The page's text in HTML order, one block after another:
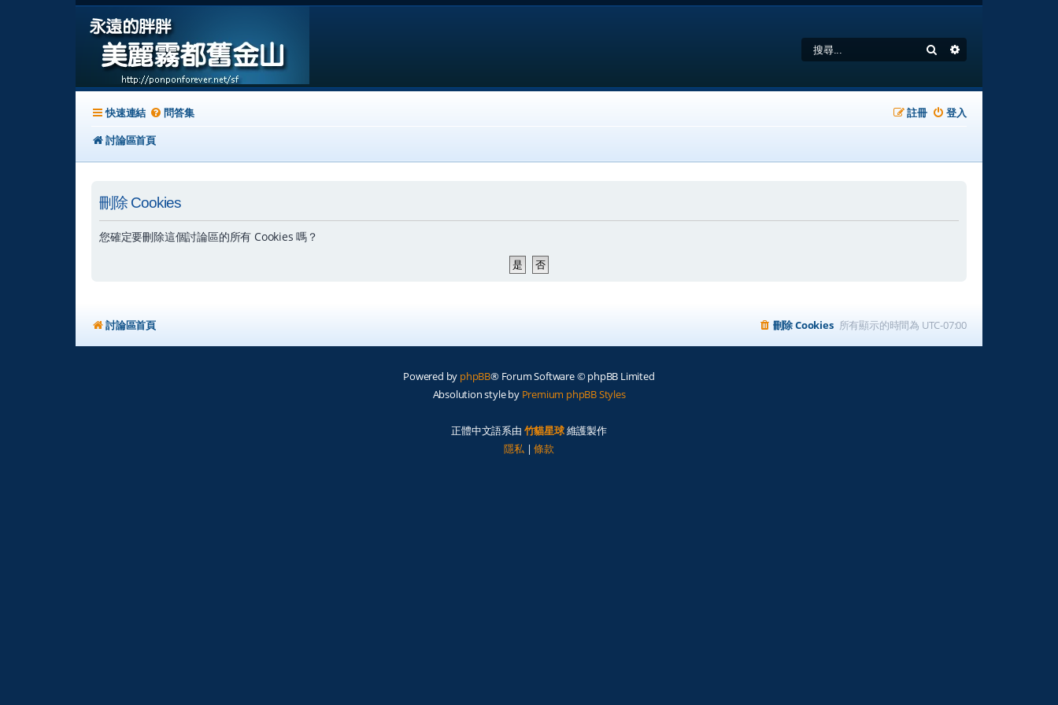
搜尋
快速連結 問答集 登入
註冊
討論區首頁
刪除 Cookies
您確定要刪除這個討論區的所有 Cookies 嗎？
討論區首頁 所有顯示的時間為 UTC-07:00
刪除 Cookies
Powered by phpBB® Forum Software © phpBB Limited
Absolution style by Premium phpBB Styles
正體中文語系由 竹貓星球維護製作
隱私|條款